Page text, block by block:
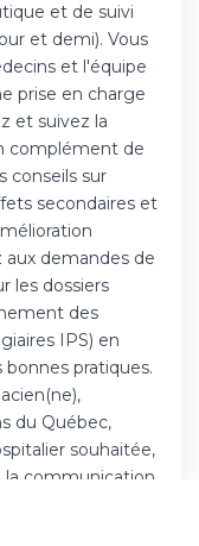
et de suivi
et demi). Vous
et l'équipe
prise en charge
et suivez la
complément de
conseils sur
secondaires et
demandes de
les dossiers
des
IPS) en
pratiques.
du Québec,
souhaitée,
la communication
Play
votre